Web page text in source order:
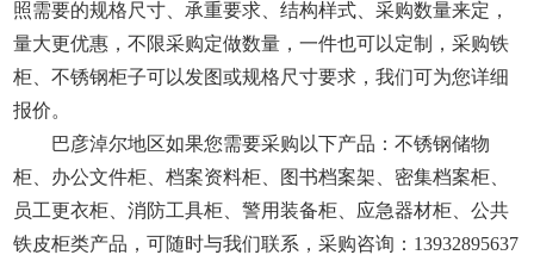
照需要的规格尺寸、承重要求、结构样式、采购数量来定，
量大更优惠，不限采购定做数量，一件也可以定制，采购铁
柜、不锈钢柜子可以发图或规格尺寸要求，我们可为您详细
报价。
巴彦淖尔地区如果您需要采购以下产品：不锈钢储物
柜、办公文件柜、档案资料柜、图书档案架、密集档案柜、
员工更衣柜、消防工具柜、警用装备柜、应急器材柜、公共
铁皮柜类产品，可随时与我们联系，采购咨询：13932895637